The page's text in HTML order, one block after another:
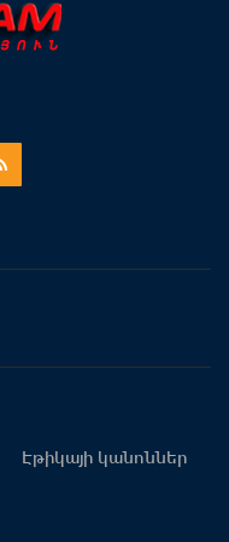
Էթիկայի կանոններ